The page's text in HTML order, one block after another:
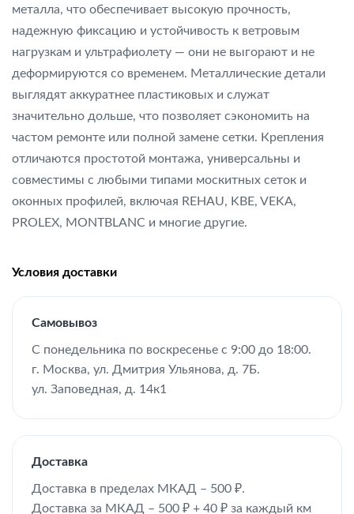
металла, что обеспечивает высокую прочность,
надежную фиксацию и устойчивость к ветровым
нагрузкам и ультрафиолету — они не выгорают и не
деформируются со временем. Металлические детали
выглядят аккуратнее пластиковых и служат
значительно дольше, что позволяет сэкономить на
частом ремонте или полной замене сетки. Крепления
отличаются простотой монтажа, универсальны и
совместимы с любыми типами москитных сеток и
оконных профилей, включая REHAU, KBE, VEKA,
PROLEX, MONTBLANC и многие другие.
Условия доставки
Самовывоз
С понедельника по воскресенье с 9:00 до 18:00.
г. Москва, ул. Дмитрия Ульянова, д. 7Б.
ул. Заповедная, д. 14к1
Доставка
Доставка в пределах МКАД – 500 ₽.
Доставка за МКАД – 500 ₽ + 40 ₽ за каждый км